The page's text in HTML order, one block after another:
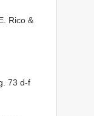
Rico &
73 d-f